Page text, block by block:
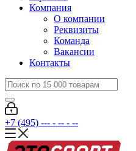
Компания
О компании
Реквизиты
Команда
Вакансии
Контакты
+7 (495) --- - -- - --